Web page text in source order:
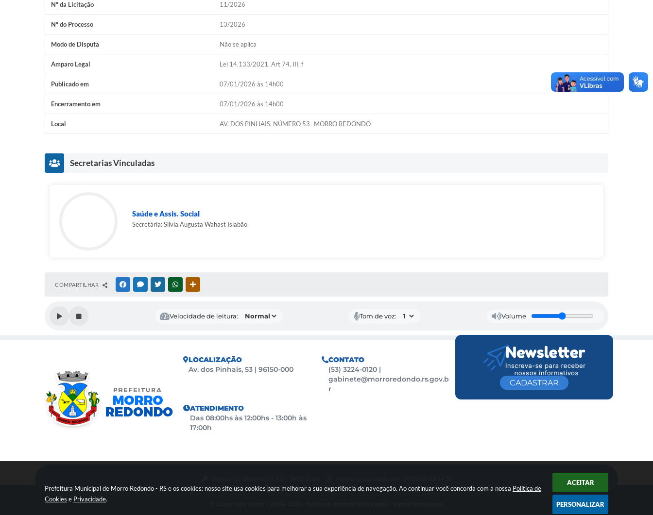
Prefeitura Municipal de Morro Redondo - RS e os cookies: nosso site usa cookies para melhorar a sua experiência de navegação. Ao continuar você concorda com a nossa Política de
Cookies e Privacidade.
ACEITAR
PERSONALIZAR
Nº da Licitação 11/2026
Nº do Processo 13/2026
Modo de Disputa Não se aplica
Amparo Legal Lei 14.133/2021, Art 74, III, f
Publicado em 07/01/2026 às 14h00
Encerramento em 07/01/2026 às 14h00
Local AV. DOS PINHAIS, NÚMERO 53- MORRO REDONDO
Secretarias Vinculadas
Saúde e Assis. Social
Secretária: Silvia Augusta Wahast Islabão
COMPARTILHAR FACEBOOKMESSENGER
TWITTERWHATSAPP
Velocidade de leitura: Tom de voz: Volume
LOCALIZAÇÃO
Av. dos Pinhais, 53 | 96150-000
CONTATO
(53) 3224-0120 |
gabinete@morroredondo.rs.gov.b
r
ATENDIMENTO
Das 08:00hs às 12:00hs - 13:00h às
17:00h
CADASTRAR